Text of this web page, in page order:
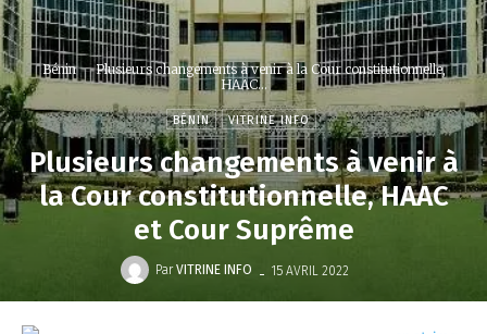
Bénin
Plusieurs changements à venir à la Cour constitutionnelle,
HAAC...
BÉNIN VITRINE INFO
Plusieurs changements à venir à
la Cour constitutionnelle, HAAC
et Cour Suprême
Par VITRINE INFO - 15 AVRIL 2022